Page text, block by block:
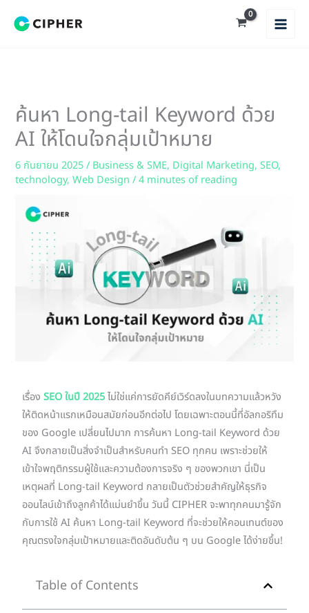
ค้นหา Long-tail Keyword ด้วย
AI ให้โดนใจกลุ่มเป้าหมาย
6 กันยายน 2025/ Business & SME, Digital Marketing,SEO,
technology,Web Design /4 minutes of reading
เรื่องSEO ในปี 2025ไม่ใช่แค่การยัดคีย์เวิร์ดลงในบทความแล้วหวัง
ให้ติดหน้าแรกเหมือนสมัยก่อนอีกต่อไป โดยเฉพาะตอนนี้ที่อัลกอริทึม
ของ Google เปลี่ยนไปมาก การค้นหา Long-tail Keyword ด้วย
AI จึงกลายเป็นสิ่งจำเป็นสำหรับคนทำ SEO ทุกคน เพราะช่วยให้
เข้าใจพฤติกรรมผู้ใช้และความต้องการจริง ๆ ของพวกเขา นี่เป็น
เหตุผลที่ Long-tail Keyword กลายเป็นตัวช่วยสำคัญให้ธุรกิจ
ออนไลน์เข้าถึงลูกค้าได้แม่นยำขึ้น วันนี้ CIPHER จะพาทุกคนมารู้จัก
กับการใช้ AI ค้นหา Long-tail Keyword ที่จะช่วยให้คอนเทนต์ของ
คุณตรงใจกลุ่มเป้าหมายและติดอันดับต้น ๆ บน Google ได้ง่ายขึ้น!
Table of Contents